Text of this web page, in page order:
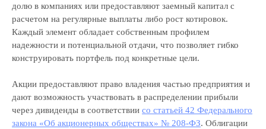
долю в компаниях или предоставляют заемный капитал с
расчетом на регулярные выплаты либо рост котировок.
Каждый элемент обладает собственным профилем
надежности и потенциальной отдачи, что позволяет гибко
конструировать портфель под конкретные цели.
Акции предоставляют право владения частью предприятия и
дают возможность участвовать в распределении прибыли
через дивиденды в соответствии со статьей 42 Федерального
закона «Об акционерных обществах» № 208-ФЗ. Облигации